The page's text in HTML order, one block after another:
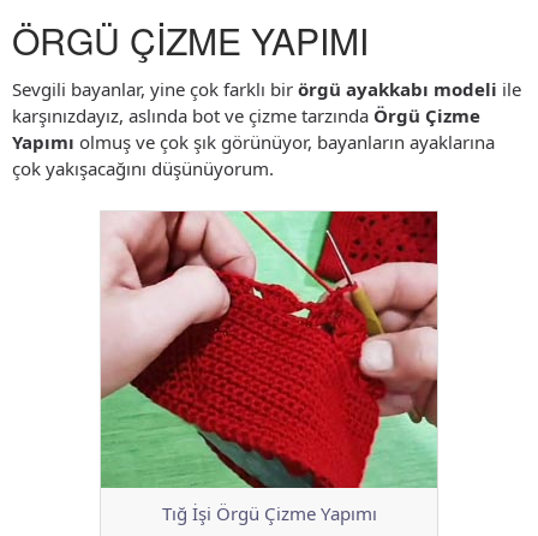
ÖRGÜ ÇİZME YAPIMI
Sevgili bayanlar, yine çok farklı bir örgü ayakkabı modeli ile
karşınızdayız, aslında bot ve çizme tarzında Örgü Çizme
Yapımı olmuş ve çok şık görünüyor, bayanların ayaklarına
çok yakışacağını düşünüyorum.
Tığ İşi Örgü Çizme Yapımı